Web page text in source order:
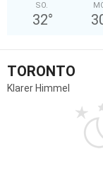
SO.
32°
TORONTO
Klarer Himmel